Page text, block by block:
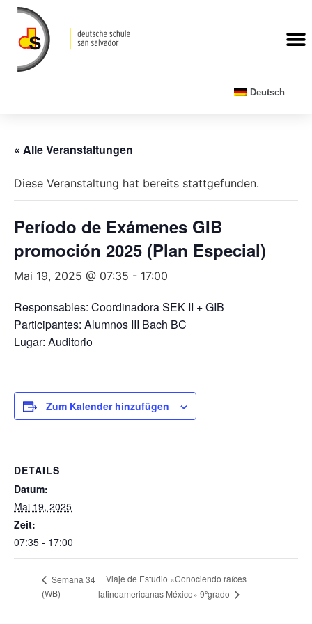
Deutsch
« Alle Veranstaltungen
Diese Veranstaltung hat bereits stattgefunden.
Período de Exámenes GIB
promoción 2025 (Plan Especial)
Mai 19, 2025 @ 07:35 - 17:00
Responsables: Coordinadora SEK II + GIB
Participantes: Alumnos III Bach BC
Lugar: Auditorio
Zum Kalender hinzufügen
DETAILS
Datum:
Mai 19, 2025
Zeit:
07:35 - 17:00
Semana 34
(WB)
Viaje de Estudio «Conociendo raíces
latinoamericanas México» 9ºgrado